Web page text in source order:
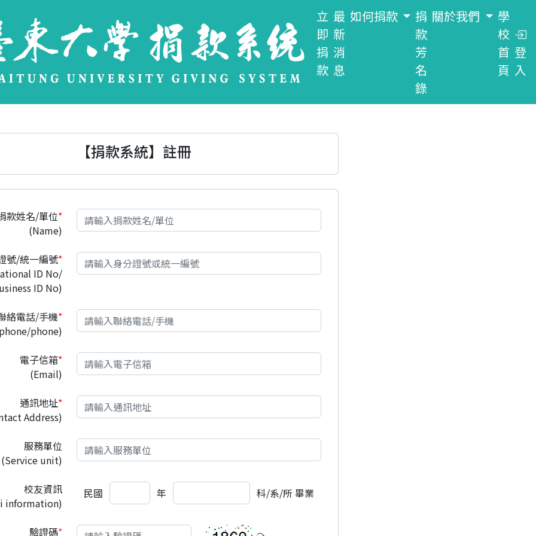
立
即
捐
款
最
新
消
息
如何捐款
捐
款
芳
名
錄
關於我們
學
校
首
頁
登
入
【捐款系統】註冊
款姓名/單位*
(Name)
號/統一編號*
ID No/
ID No)
絡電話/手機*
phone)
電子信箱*
(Email)
通訊地址*
Address)
服務單位
(Service unit)
校友資訊
information)
民國 年 科/系/所 畢業
驗證碼*